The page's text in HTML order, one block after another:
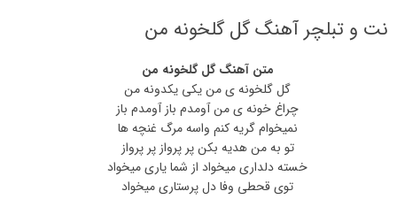
نت و تبلچر آهنگ گل گلخونه من
متن آهنگ گل گلخونه من
گل گلخونه ی من یکی یکدونه من
چراغ خونه ی من آومدم باز آومدم باز
نمیخوام گریه کنم واسه مرگ غنچه ها
تو به من هدیه بکن پر پرواز پر پرواز
خسته دلداری میخواد از شما یاری میخواد
توی قحطی وفا دل پرستاری میخواد